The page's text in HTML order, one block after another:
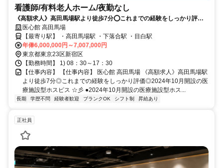
看護師/有料老人ホーム/夜勤なし
《高額求人》高田馬場駅より徒歩7分⭕これまでの経験をしっかり評価
⭕2024年10月開設の医療施設型ホスピス⭐彡
医心館 高田馬場
【最寄り駅】 ・高田馬場駅 ・下落合駅 ・目白駅
年俸6,000,000円～7,007,000円
東京都東京23区新宿区
【勤務時間】 1) 08：30～17：30
【仕事内容】 【仕事内容】 医心館 高田馬場 《高額求人》高田馬場駅
より徒歩7分◎これまでの経験をしっかり評価◎2024年10月開設の医
療施設型ホスピス ☆彡 ●2024年10月開設の医療施設型ホス...
長期 学歴不問 経験者歓迎 ブランクOK シフト制 昇給あり
正社員